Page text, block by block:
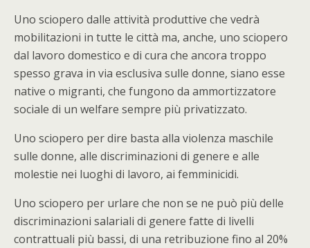
Uno sciopero dalle attività produttive che vedrà
mobilitazioni in tutte le città ma, anche, uno sciopero
dal lavoro domestico e di cura che ancora troppo
spesso grava in via esclusiva sulle donne, siano esse
native o migranti, che fungono da ammortizzatore
sociale di un welfare sempre più privatizzato.
Uno sciopero per dire basta alla violenza maschile
sulle donne, alle discriminazioni di genere e alle
molestie nei luoghi di lavoro, ai femminicidi.
Uno sciopero per urlare che non se ne può più delle
discriminazioni salariali di genere fatte di livelli
contrattuali più bassi, di una retribuzione fino al 20%